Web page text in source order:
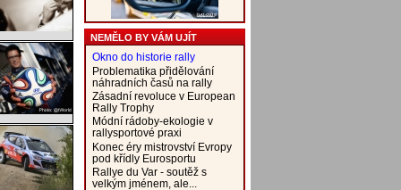
NEMĚLO BY VÁM UJÍT
Okno do historie rally
Problematika přidělování
náhradních časů na rally
Zásadní revoluce v European
Rally Trophy
Módní rádoby-ekologie v
rallysportové praxi
Konec éry mistrovství Evropy
pod křídly Eurosportu
Rallye du Var - soutěž s
velkým jménem, ale...